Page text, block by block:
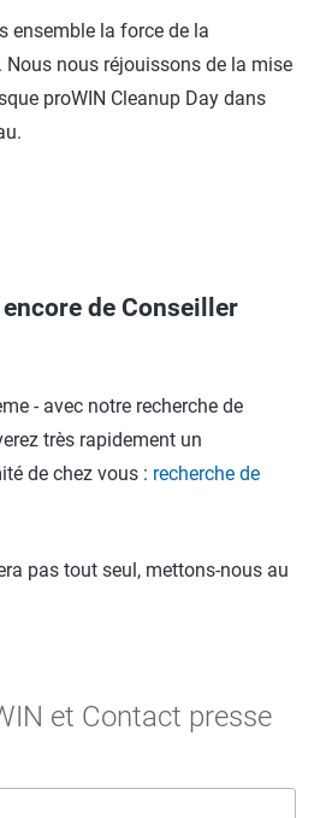
ensemble la force de la
nous réjouissons de la mise
proWIN Cleanup Day dans
de Conseiller
- avec notre recherche de
très rapidement un
de chez vous : recherche de
pas tout seul, mettons-nous au
et Contact presse